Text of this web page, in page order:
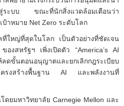
สู่ระบบ ขณะที่นักสิ่งแวดล้อมเตือนว่า
าหมาย Net Zero ระดับโลก
ใหญ่ที่สุดในโลก เป็นตัวอย่างที่ชัดเจน
งสหรัฐฯ เพิ่งเปิดตัว “America’s AI
ดขั้นตอนอนุญาตและยกเลิกกฎระเบียบ
โครงสร้างพื้นฐาน AI และพลังงานที่
ดยมหาวิทยาลัย Carnegie Mellon และ